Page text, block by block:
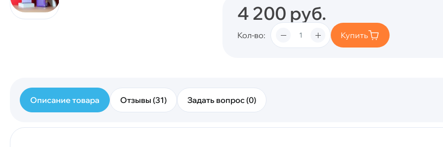
4 200 руб.
Кол-во Купить
Описание товара Отзывы (31) Задать вопрос (0)